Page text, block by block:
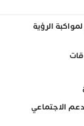
الرؤية
الاجتماعي